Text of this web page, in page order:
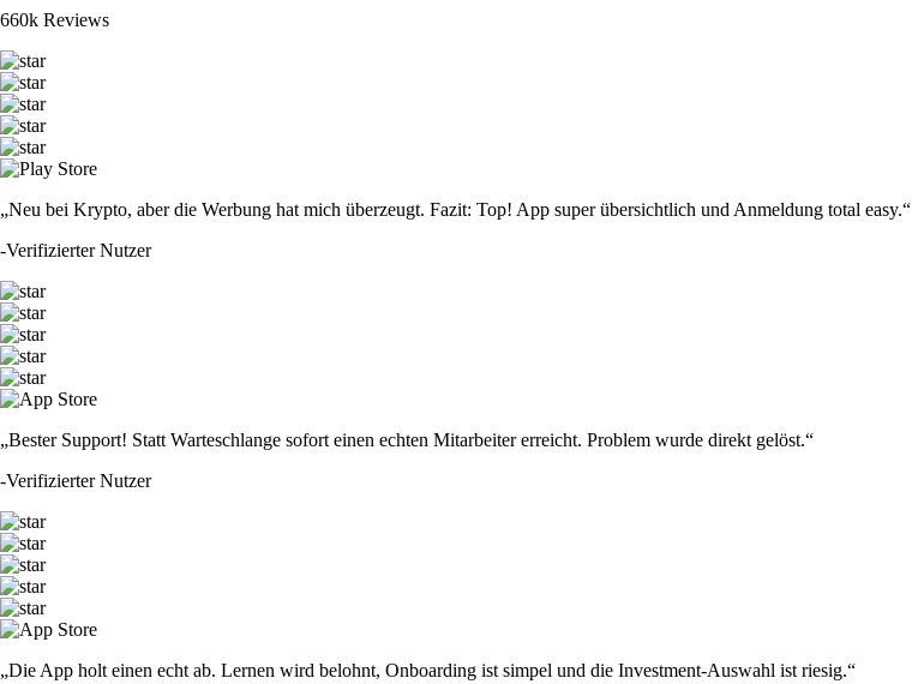
660k Reviews
„Neu bei Krypto, aber die Werbung hat mich überzeugt. Fazit: Top! App super übersichtlich und Anmeldung total easy.“
-Verifizierter Nutzer
„Bester Support! Statt Warteschlange sofort einen echten Mitarbeiter erreicht. Problem wurde direkt gelöst.“
-Verifizierter Nutzer
„Die App holt einen echt ab. Lernen wird belohnt, Onboarding ist simpel und die Investment-Auswahl ist riesig.“